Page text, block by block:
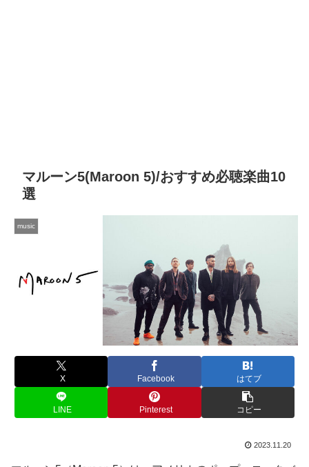
マルーン5(Maroon 5)/おすすめ必聴楽曲10
選
music
X Facebook はてブ
LINE Pinterest コピー
2023.11.20